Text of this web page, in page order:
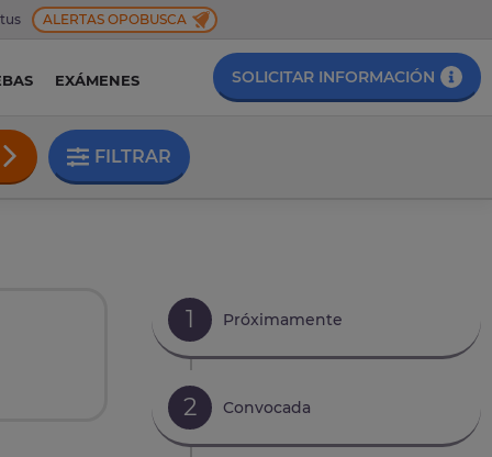
ALERTAS OPOBUSCA
EXÁMENES SOLICITAR INFORMACIÓN
FILTRAR
1 Próximamente
2 Convocada